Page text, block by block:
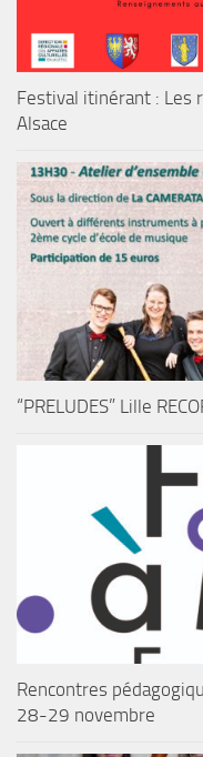
Festival itinérant : Les
Alsace
“PRELUDES” Lille
Rencontres
28-29 novembre